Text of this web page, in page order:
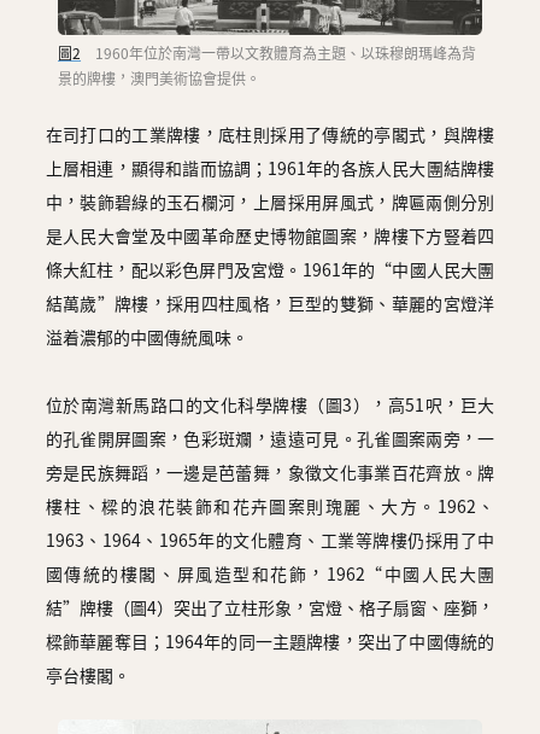
圖2 1960年位於南灣一帶以文教體育為主題、以珠穆朗瑪峰為背
景的牌樓，澳門美術協會提供。
在司打口的工業牌樓，底柱則採用了傳統的亭閣式，與牌樓
上層相連，顯得和諧而協調；1961年的各族人民大團結牌樓
中，裝飾碧綠的玉石欄河，上層採用屏風式，牌匾兩側分別
是人民大會堂及中國革命歷史博物館圖案，牌樓下方豎着四
條大紅柱，配以彩色屏門及宮燈。1961年的“中國人民大團
結萬歲”牌樓，採用四柱風格，巨型的雙獅、華麗的宮燈洋
溢着濃郁的中國傳統風味。
位於南灣新馬路口的文化科學牌樓（圖3），高51呎，巨大
的孔雀開屏圖案，色彩斑斕，遠遠可見。孔雀圖案兩旁，一
旁是民族舞蹈，一邊是芭蕾舞，象徵文化事業百花齊放。牌
樓柱、樑的浪花裝飾和花卉圖案則瑰麗、大方。1962、
1963、1964、1965年的文化體育、工業等牌樓仍採用了中
國傳統的樓閣、屏風造型和花飾，1962“中國人民大團
結”牌樓（圖4）突出了立柱形象，宮燈、格子扇窗、座獅，
樑飾華麗奪目；1964年的同一主題牌樓，突出了中國傳統的
亭台樓閣。